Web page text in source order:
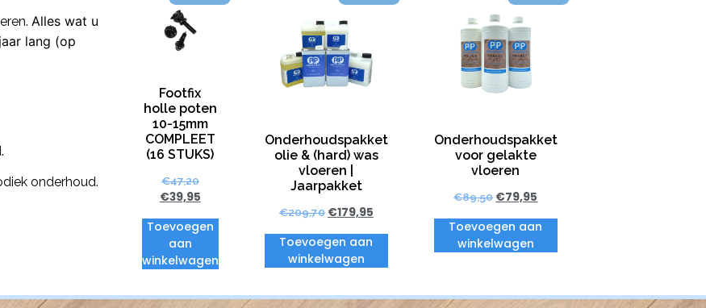
Alles wat u
lang (op
onderhoud.
Footfix
holle poten
10-15mm
COMPLEET
(16 STUKS)
€47,20
€39,95
Toevoegen
aan
winkelwagen
Onderhoudspakket
olie & (hard) was
vloeren |
Jaarpakket
€209,70 €179,95
Toevoegen aan
winkelwagen
Onderhoudspakket
voor gelakte
vloeren
€89,50 €79,95
Toevoegen aan
winkelwagen